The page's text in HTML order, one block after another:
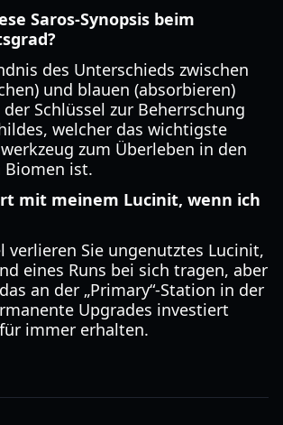
Saros-Synopsis beim
des Unterschieds zwischen
und blauen (absorbieren)
Schlüssel zur Beherrschung
welcher das wichtigste
zum Überleben in den
Biomen ist.
mit meinem Lucinit, wenn ich
verlieren Sie ungenutztes Lucinit,
eines Runs bei sich tragen, aber
an der „Primary“-Station in der
Upgrades investiert
immer erhalten.